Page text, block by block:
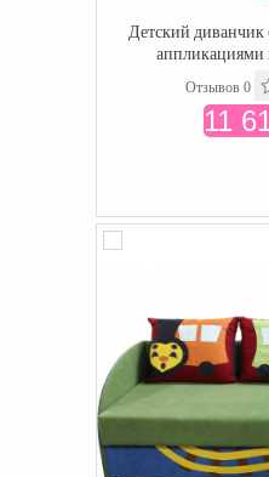
Детский
аппликациями
Отзывов 0
11